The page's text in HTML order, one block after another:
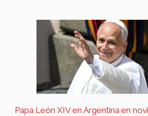
Papa León XIV en Argentina en